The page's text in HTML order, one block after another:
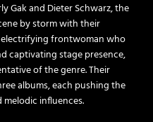
Gak and Dieter Schwarz, the
by storm with their
frontwoman who
captivating stage presence,
of the genre. Their
albums, each pushing the
influences.